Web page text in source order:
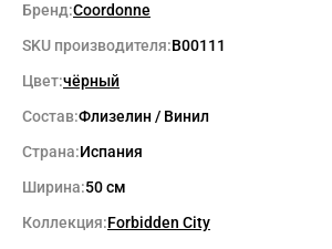
Бренд:Coordonne
SKU производителя:B00111
Цвет:чёрный
Состав:Флизелин / Винил
Страна:Испания
Ширина:50 см
Коллекция:Forbidden City